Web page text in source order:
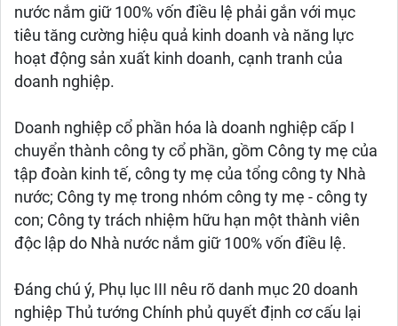
nước nắm giữ 100% vốn điều lệ phải gắn với mục
tiêu tăng cường hiệu quả kinh doanh và năng lực
hoạt động sản xuất kinh doanh, cạnh tranh của
doanh nghiệp.
Doanh nghiệp cổ phần hóa là doanh nghiệp cấp I
chuyển thành công ty cổ phần, gồm Công ty mẹ của
tập đoàn kinh tế, công ty mẹ của tổng công ty Nhà
nước; Công ty mẹ trong nhóm công ty mẹ - công ty
con; Công ty trách nhiệm hữu hạn một thành viên
độc lập do Nhà nước nắm giữ 100% vốn điều lệ.
Đáng chú ý, Phụ lục III nêu rõ danh mục 20 doanh
nghiệp Thủ tướng Chính phủ quyết định cơ cấu lại